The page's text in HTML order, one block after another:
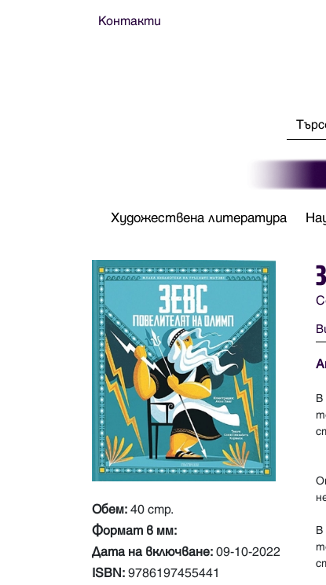
Контакти
Художествена литература
Обем: 40 стр.
Формат в мм:
Дата на включване: 09-10-2022
ISBN: 9786197455441
В
В